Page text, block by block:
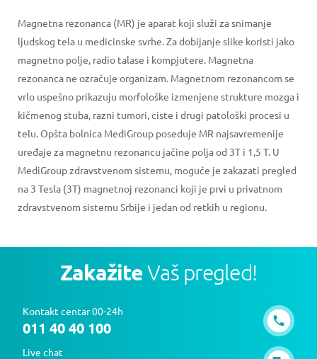
Magnetna rezonanca (MR) je aparat koji služi za snimanje
ljudskog tela u medicinske svrhe. Za dobijanje slike koristi jako
magnetno polje, radio talase i kompjutere. Magnetna
rezonanca ne ozračuje organizam. Magnetnom rezonancom se
vrlo uspešno prikazuju morfološke izmenjene strukture mozga i
kičmenog stuba, razni tumori, ciste i drugi patološki procesi u
telu. Opšta bolnica MediGroup poseduje MR najsavremenije
uređaje za magnetnu rezonancu jačine polja od 3T i 1,5 T. U
MediGroup zdravstvenom sistemu, moguće je zakazati pregled
na 3 Tesla (3T) magnetnoj rezonanci koji je prvi u privatnom
zdravstvenom sistemu Srbije i jedan od retkih u regionu.
ZakažiteVaš pregled!
Kontakt centar 00-24h
011 40 40 100
Live chat